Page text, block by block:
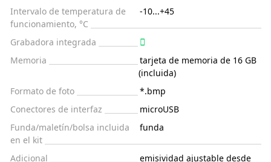
Intervalo de temperatura de
funcionamiento, °C
-10...+45
Grabadora integrada
Memoria
tarjeta de memoria de 16 GB
(incluida)
Formato de foto
*.bmp
Conectores de interfaz
microUSB
Funda/maletín/bolsa incluida
en el kit
funda
Adicional
emisividad ajustable desde